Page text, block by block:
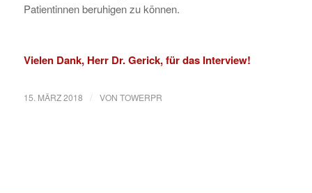
Patientinnen beruhigen zu können.
Vielen Dank, Herr Dr. Gerick, für das Interview!
15. MÄRZ 2018 / VON TOWERPR